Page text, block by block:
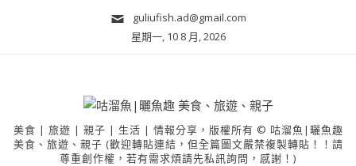
guliufish.ad@gmail.com
星期一, 10 8 月, 2026
美食 | 旅遊 | 親子 | 生活 | 情報分享，版權所有 © 咕溜魚|曬魚趣
美食、旅遊、親子 (歡迎轉貼連結，但全篇圖文嚴禁複製轉貼！！請
尊重創作權，若有需求煩請先私訊詢問，感謝！)